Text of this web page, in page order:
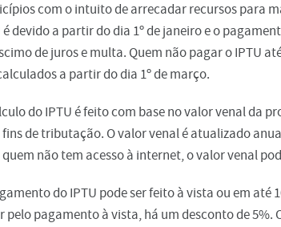
com o intuito de arrecadar recursos para
é devido a partir do dia 1º de janeiro e o
de juros e multa. Quem não pagar o IPTU
a partir do dia 1º de março.
do IPTU é feito com base no valor venal da
de tributação. O valor venal é atualizado
quem não tem acesso à internet, o valor venal
do IPTU pode ser feito à vista ou em até
pelo pagamento à vista, há um desconto de